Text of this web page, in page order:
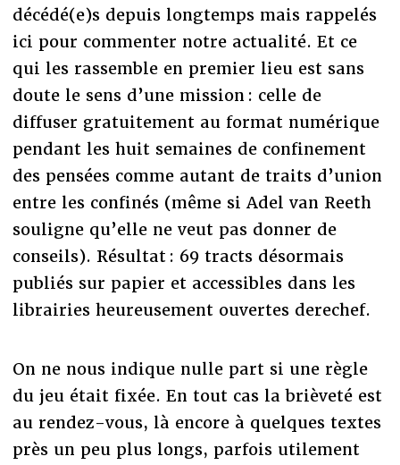
décédé(e)s depuis longtemps mais rappelés
ici pour commenter notre actualité. Et ce
qui les rassemble en premier lieu est sans
doute le sens d’une mission : celle de
diffuser gratuitement au format numérique
pendant les huit semaines de confinement
des pensées comme autant de traits d’union
entre les confinés (même si Adel van Reeth
souligne qu’elle ne veut pas donner de
conseils). Résultat : 69 tracts désormais
publiés sur papier et accessibles dans les
librairies heureusement ouvertes derechef.
On ne nous indique nulle part si une règle
du jeu était fixée. En tout cas la brièveté est
au rendez-vous, là encore à quelques textes
près un peu plus longs, parfois utilement